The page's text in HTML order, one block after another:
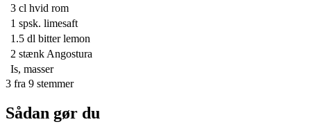
3 cl hvid rom
1 spsk. limesaft
1.5 dl bitter lemon
2 stænk Angostura
Is, masser
3 fra 9 stemmer
Sådan gør du